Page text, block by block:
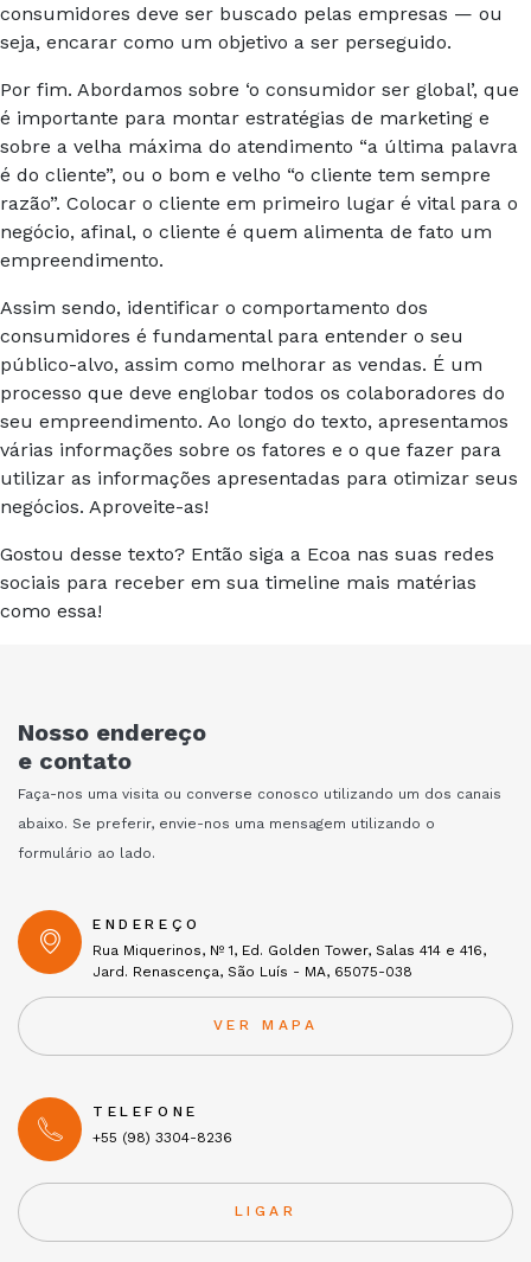
consumidores deve ser buscado pelas empresas — ou
seja, encarar como um objetivo a ser perseguido.
Por fim. Abordamos sobre ‘o consumidor ser global’, que
é importante para montar estratégias de marketing e
sobre a velha máxima do atendimento “a última palavra
é do cliente”, ou o bom e velho “o cliente tem sempre
razão”. Colocar o cliente em primeiro lugar é vital para o
negócio, afinal, o cliente é quem alimenta de fato um
empreendimento.
Assim sendo, identificar o comportamento dos
consumidores é fundamental para entender o seu
público-alvo, assim como melhorar as vendas. É um
processo que deve englobar todos os colaboradores do
seu empreendimento. Ao longo do texto, apresentamos
várias informações sobre os fatores e o que fazer para
utilizar as informações apresentadas para otimizar seus
negócios. Aproveite-as!
Gostou desse texto? Então siga a Ecoa nas suas redes
sociais para receber em sua timeline mais matérias
como essa!
Nosso endereço
e contato
Faça-nos uma visita ou converse conosco utilizando um dos canais
abaixo. Se preferir, envie-nos uma mensagem utilizando o
formulário ao lado.
ENDEREÇO
Rua Miquerinos, Nº 1, Ed. Golden Tower, Salas 414 e 416,
Jard. Renascença, São Luís - MA, 65075-038
VER MAPA
TELEFONE
+55 (98) 3304-8236
LIGAR